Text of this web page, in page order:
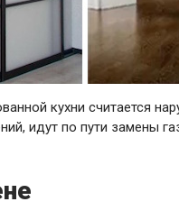
кухни считается
идут по пути замены